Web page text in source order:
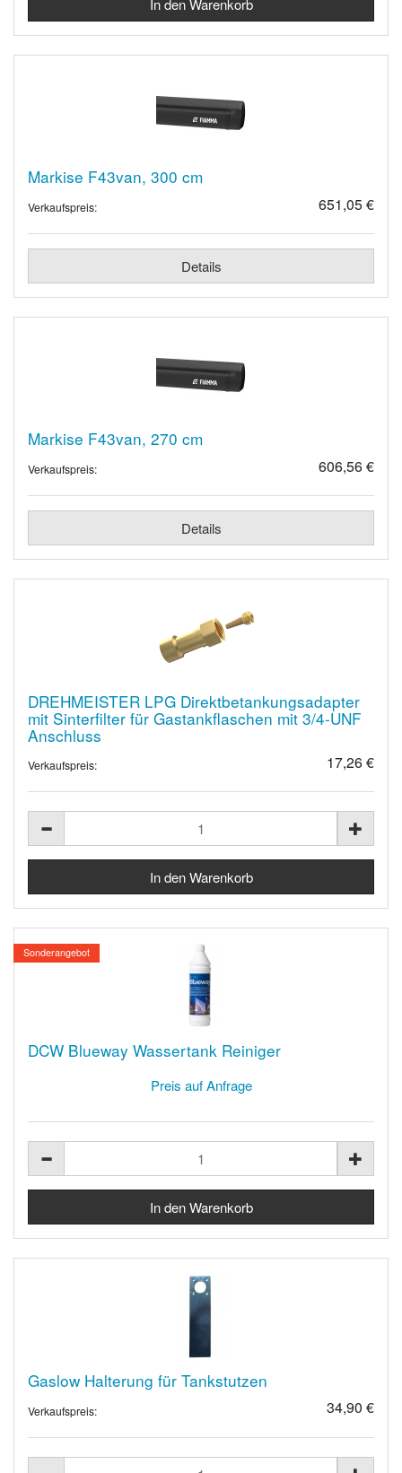
Markise F43van, 300 cm
Verkaufspreis: 651,05 €
Details
Markise F43van, 270 cm
Verkaufspreis: 606,56 €
Details
DREHMEISTER LPG Direktbetankungsadapter
mit Sinterfilter für Gastankflaschen mit 3/4-UNF
Anschluss
Verkaufspreis: 17,26 €
Sonderangebot
DCW Blueway Wassertank Reiniger
Preis auf Anfrage
Gaslow Halterung für Tankstutzen
Verkaufspreis: 34,90 €